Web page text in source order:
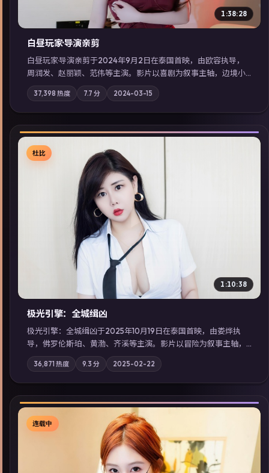
1:38:28
白昼玩家·导演亲剪
白昼玩家·导演亲剪于2024年9月2日在泰国首映，由欧容执导，
周润发、赵丽颖、范伟等主演。影片以喜剧为叙事主轴，边境小
镇的平静被一封匿名信彻底打破；摄影与配乐强化地域气质；站
内亦可通过「国产免费观看高清电视剧在线看」延展检索同类型
高分佳作，畅享高清在线追剧体验。
37,398 热度 7.7 分 2024-03-15
▶
杜比
1:10:38
极光引擎：全城缉凶
极光引擎：全城缉凶于2025年10月19日在泰国首映，由娄烨执
导，佛罗伦斯·珀、黄渤、齐溪等主演。影片以冒险为叙事主轴，
记忆碎片重组后，主角发现自己从未活过“真实”的一天；摄影与
配乐强化地域气质；站内亦可通过「国产免费观看高清电视剧在
线看」延展检索同类型高分佳作，畅享高清在线追剧体验。
36,871 热度 9.3 分 2025-02-22
连载中